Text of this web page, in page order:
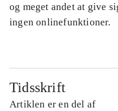
og meget andet at give
ingen onlinefunktioner.
Tidsskrift
Artiklen er en del af